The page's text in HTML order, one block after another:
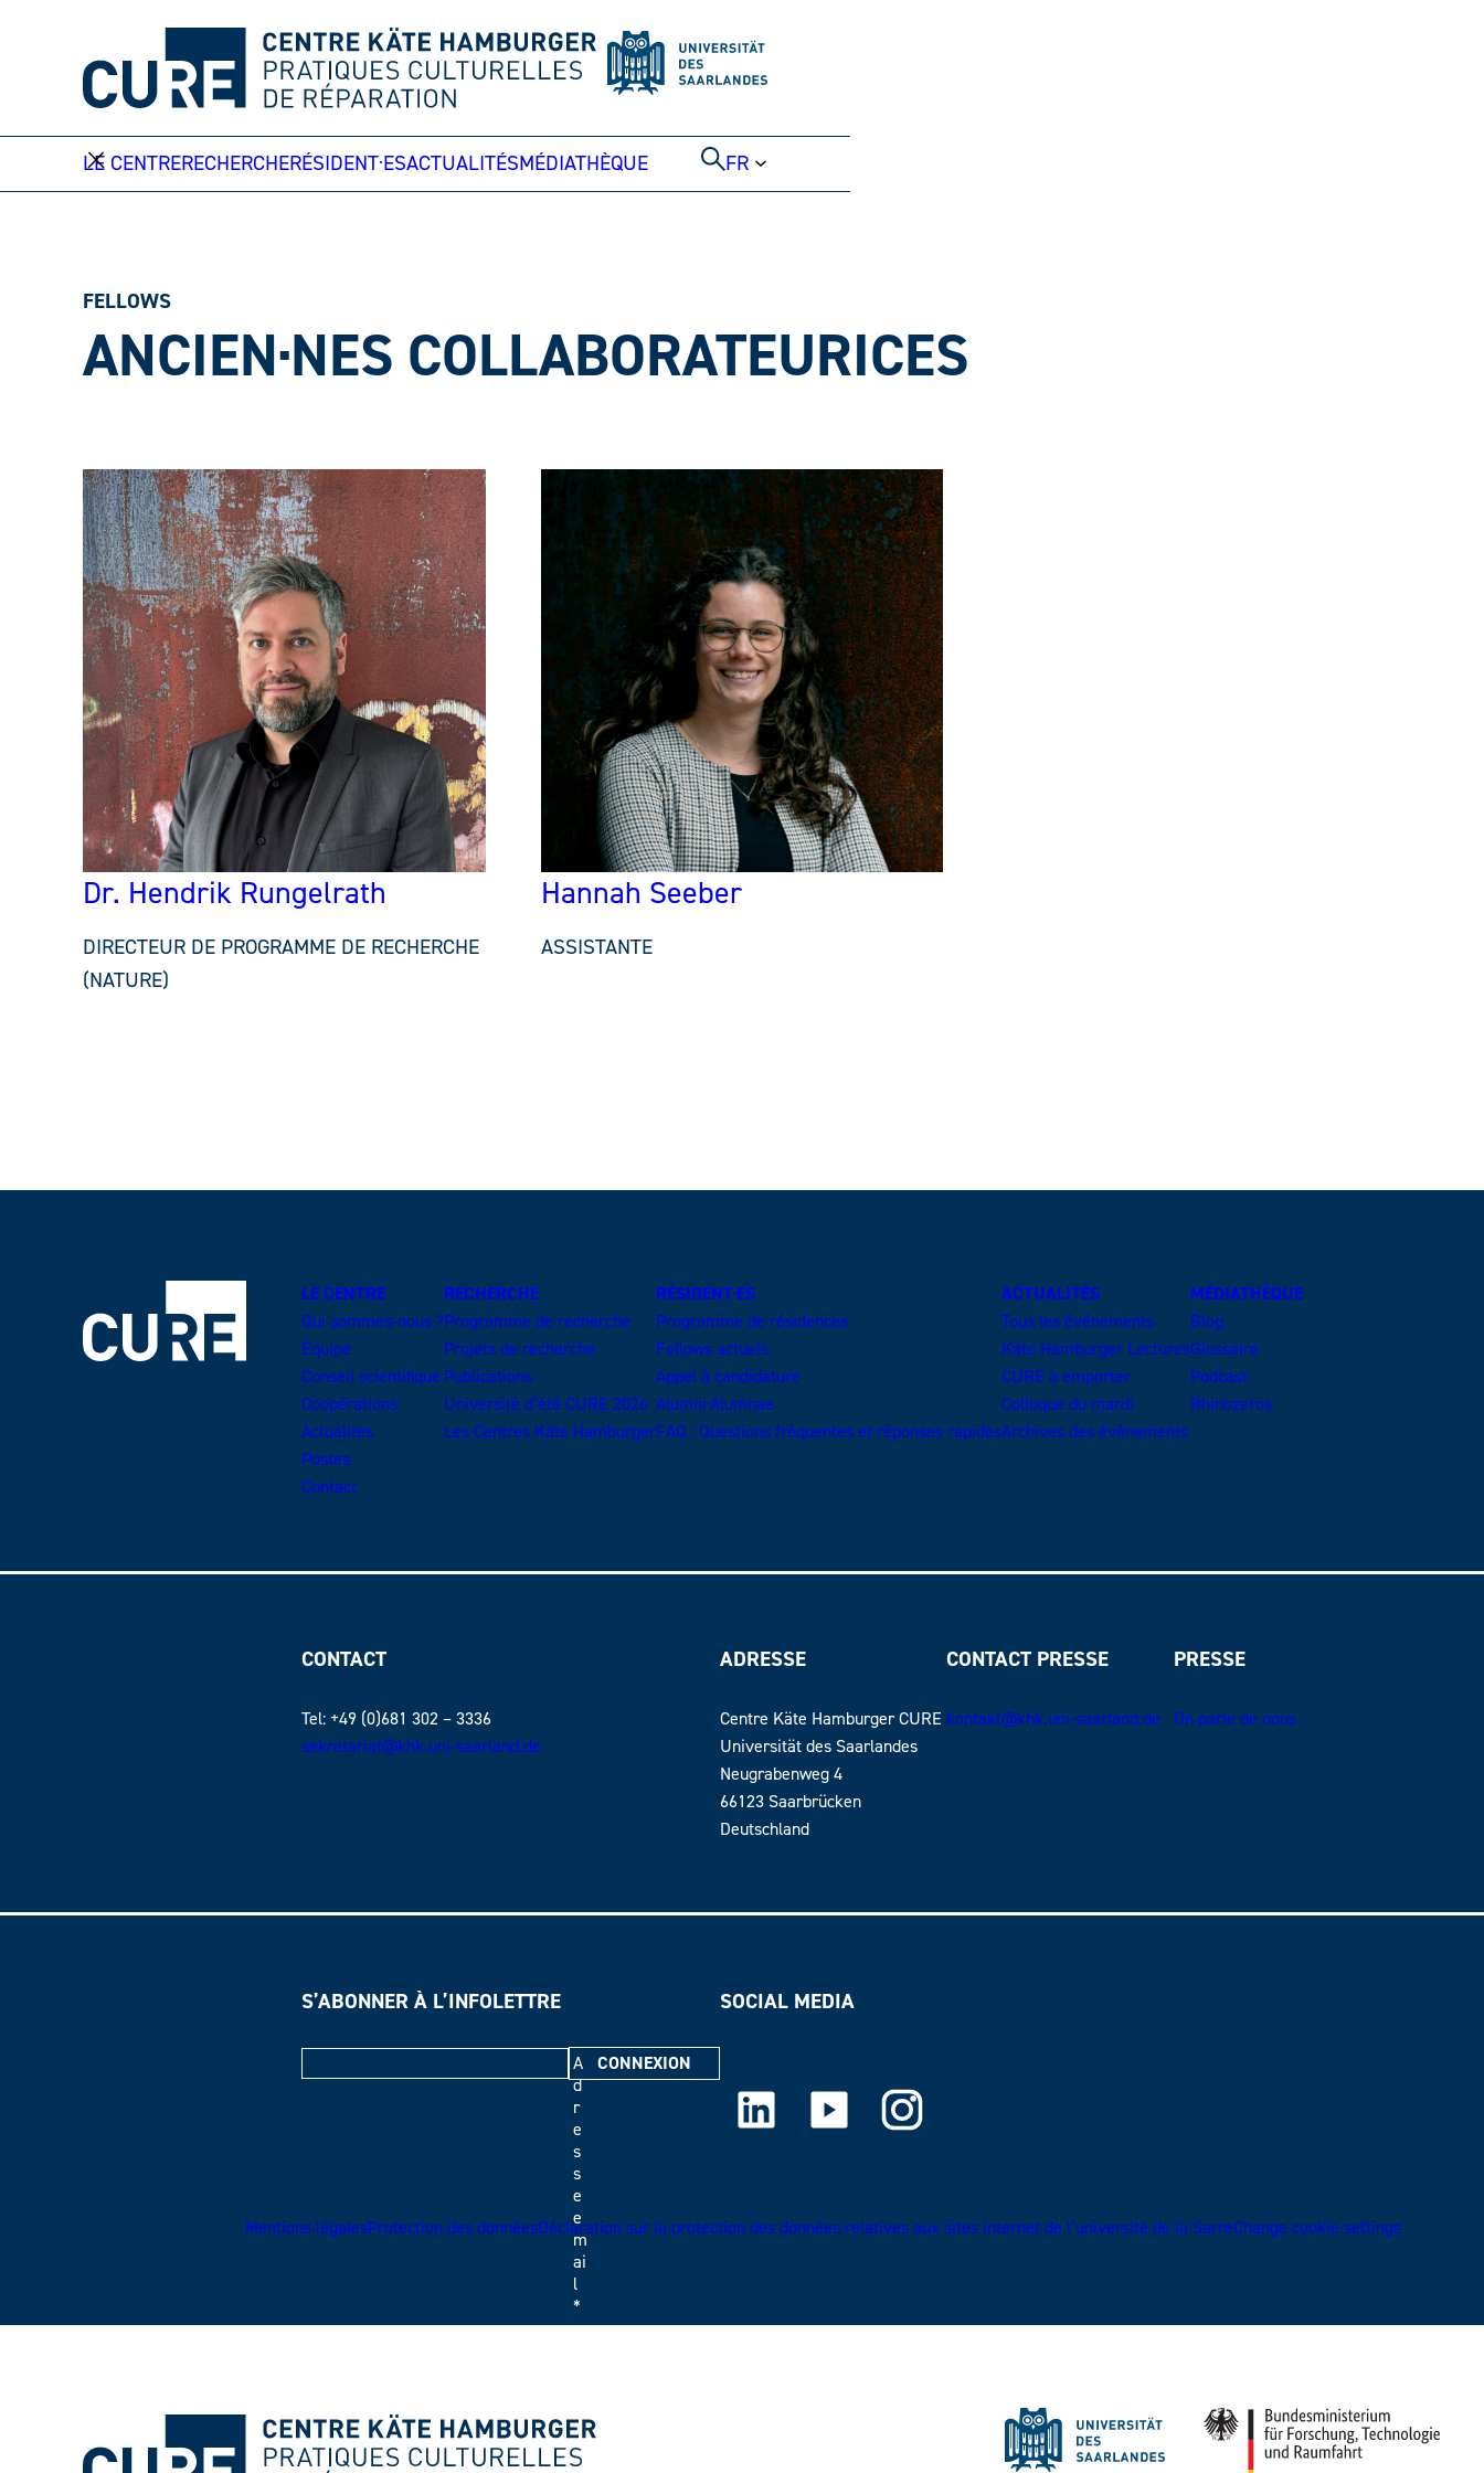
LE CENTRERECHERCHERÉSIDENT·ESACTUALITÉSMÉDIATHÈQUE FR
FELLOWS
ANCIEN·NES COLLABORATEURICES
Dr. Hendrik Rungelrath
DIRECTEUR DE PROGRAMME DE RECHERCHE
(NATURE)
Hannah Seeber
ASSISTANTE
LE CENTRE
Qui sommes-nous ?
Équipe
Conseil scientifique
Coopérations
Actualités
Postes
Contact
RECHERCHE
Programme de recherche
Projets de recherche
Publications
Université d’été CURE 2026
Les Centres Käte Hamburger
RÉSIDENT·ES
Programme de résidences
Fellows actuels
Appel à candidature
Alumni·Alumnae
FAQ : Questions fréquentes et réponses rapides
ACTUALITÉS
Tous les événements
Käte Hamburger Lectures
CURE à emporter
Colloque du mardi
Archives des événements
MÉDIATHÈQUE
Blog
Glossaire
Podcast
Rhinozeros
CONTACT
Tel: +49 (0)681 302 – 3336
sekretariat@khk.uni-saarland.de
ADRESSE
Centre Käte Hamburger CURE
Universität des Saarlandes
Neugrabenweg 4
66123 Saarbrücken
Deutschland
CONTACT PRESSE
kontakt@khk.uni-saarland.de
PRESSE
On parle de nous
S’ABONNER À L’INFOLETTRE
A
d
r
e
s
s
e
e
m
ai
l
*
SOCIAL MEDIA
LinkedIn Youtube Instagram
Mentions légalesProtection des donnéesDéclaration sur la protection des données relatives aux sites internet de l’université de la SarreChange cookie settings